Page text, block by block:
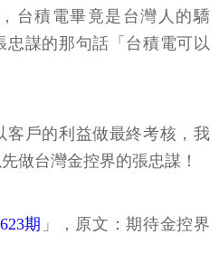
台積電畢竟是台灣人的驕
謀的那句話「台積電可以
客戶的利益做最終考核，我
做台灣金控界的張忠謀！
期 」，原文：期待金控界